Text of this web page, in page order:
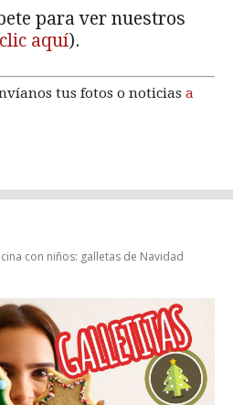
para ver nuestros
clic aquí).
tus fotos o noticias a